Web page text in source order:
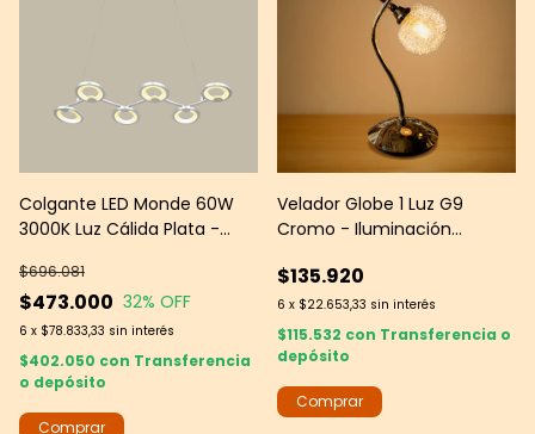
Colgante LED Monde 60W
3000K Luz Cálida Plata -
$473.000
$696.081
32% OFF
6 x $78.833,33 sin interés
$402.050 con Transferencia
o depósito
Velador Globe 1 Luz G9
Cromo - Iluminación
Group
$135.920
6 x $22.653,33 sin interés
$115.532 con Transferencia o
depósito